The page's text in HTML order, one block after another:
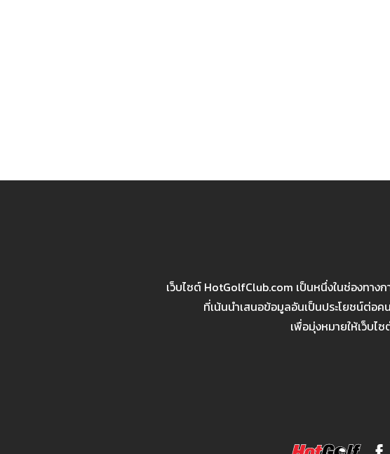
เว็บไซต์ HotGolfClub.com เป็นหนึ่งในช่องทา
ที่เน้นนำเสนอข้อมูลอันเป็นประโยชน์ต่อ
เพื่อมุ่งหมายให้เว็บ